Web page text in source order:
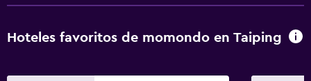
Hoteles favoritos de momondo en Taiping